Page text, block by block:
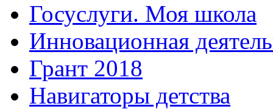
Госуслуги. Моя школа
Инновационная
Грант 2018
Навигаторы детства